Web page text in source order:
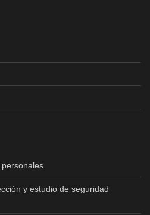
y estudio de seguridad